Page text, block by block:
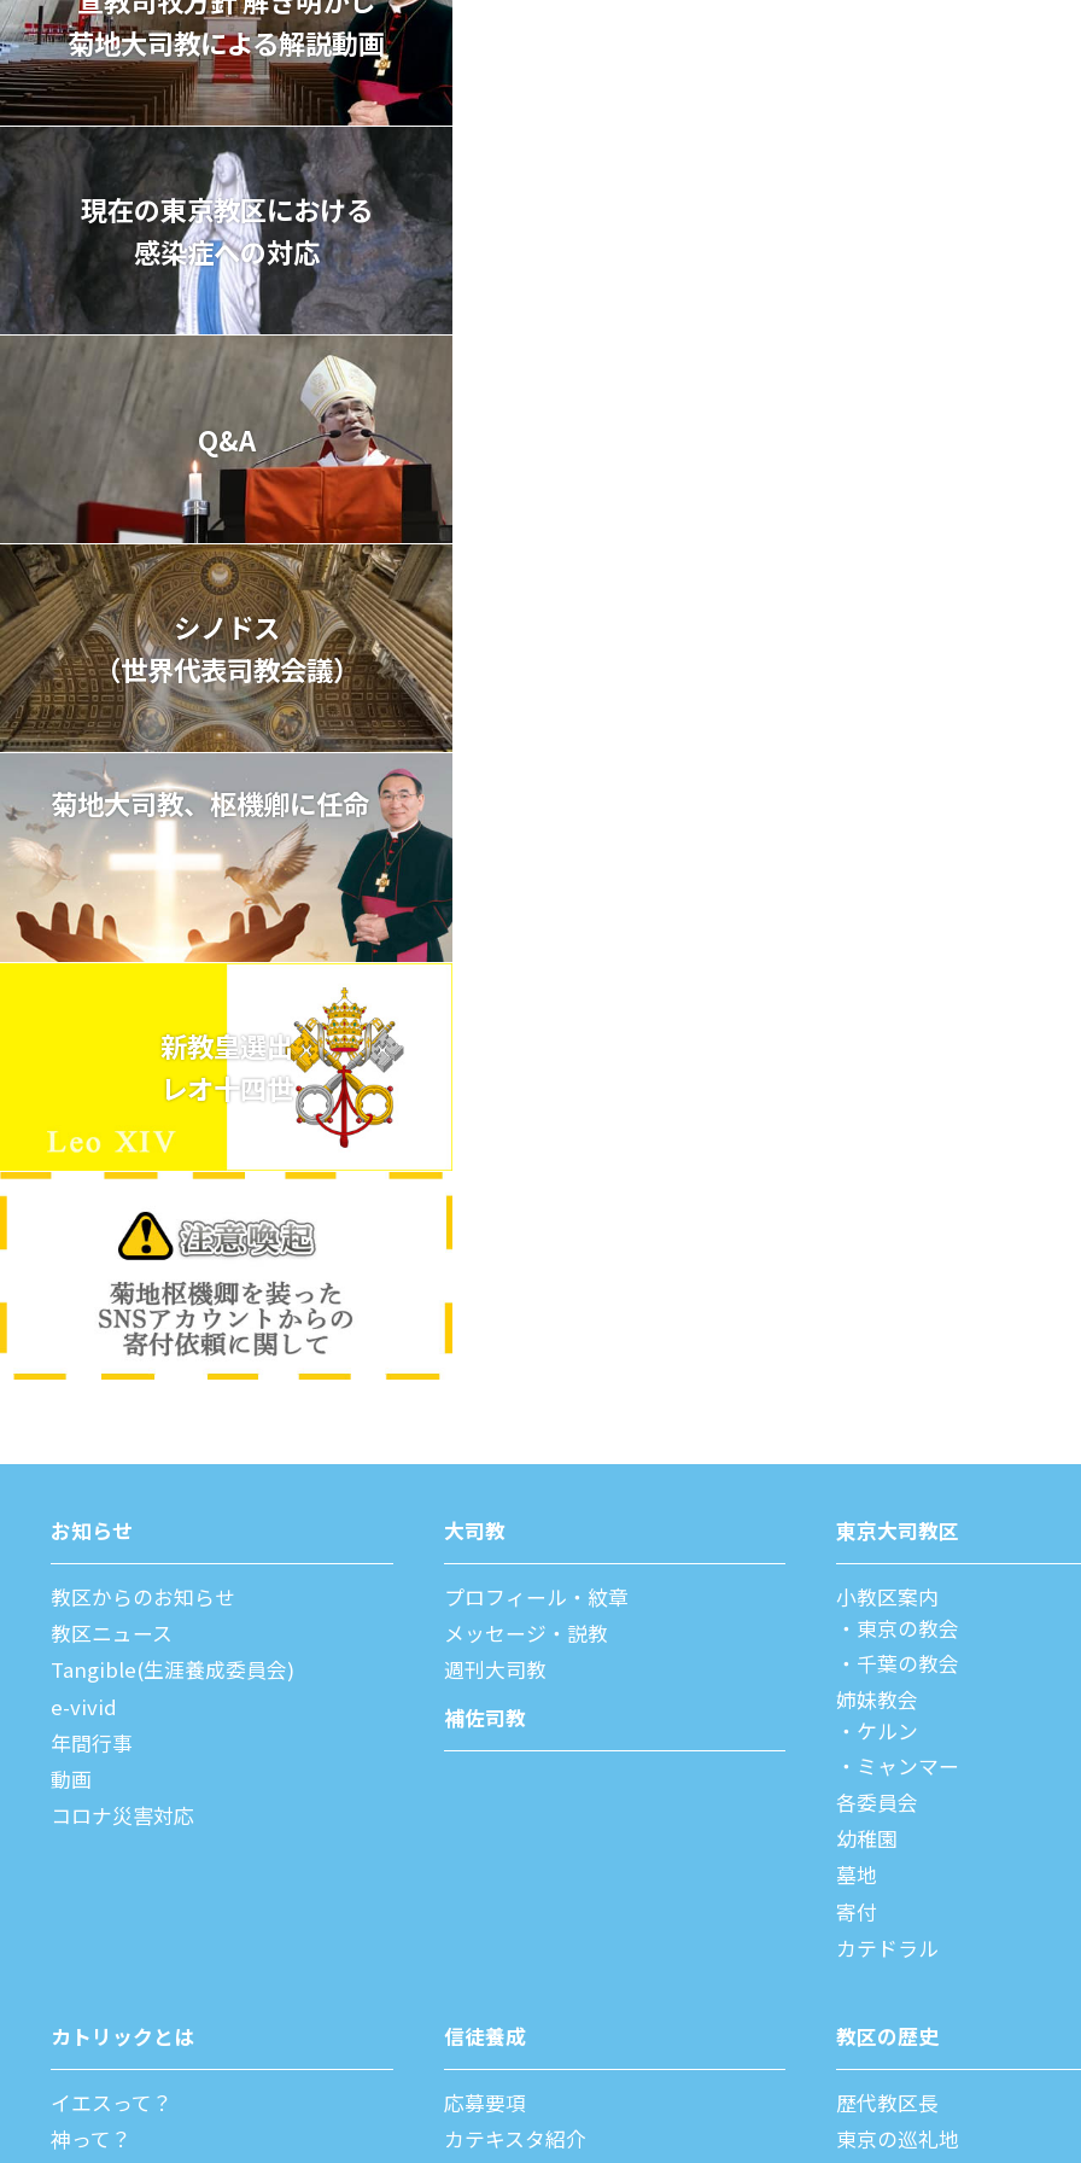
菊地⼤司教による解説動画
現在の東京教区における
感染症への対応
Q&A
シノドス
（世界代表司教会議）
菊地大司教、枢機卿に任命
新教皇選出
レオ十四世
お知らせ
教区からのお知らせ
教区ニュース
Tangible(生涯養成委員会)
e-vivid
年間⾏事
動画
コロナ災害対応
⼤司教
プロフィール・紋章
メッセージ・説教
週刊⼤司教
補佐司教
東京⼤司教区
⼩教区案内
東京の教会
千葉の教会
姉妹教会
ケルン
ミャンマー
各委員会
幼稚園
墓地
寄付
カテドラル
カトリックとは
イエスって？
神って？
信徒養成
応募要項
カテキスタ紹介
教区の歴史
歴代教区⻑
東京の巡礼地